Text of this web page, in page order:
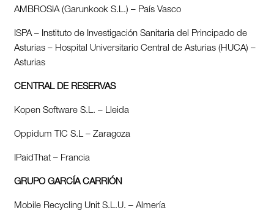
AMBROSIA (Garunkook S.L.) – País Vasco
ISPA – Instituto de Investigación Sanitaria del Principado de
Asturias – Hospital Universitario Central de Asturias (HUCA) –
Asturias
CENTRAL DE RESERVAS
Kopen Software S.L. – Lleida
Oppidum TIC S.L – Zaragoza
IPaidThat – Francia
GRUPO GARCÍA CARRIÓN
Mobile Recycling Unit S.L.U. – Almería